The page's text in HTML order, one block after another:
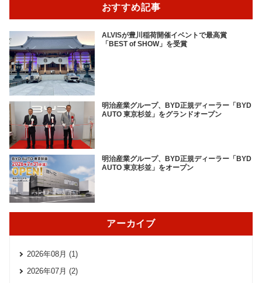
おすすめ記事
ALVISが豊川稲荷開催イベントで最高賞
「BEST of SHOW」を受賞
明治産業グループ、BYD正規ディーラー「BYD
AUTO 東京杉並」をグランドオープン
明治産業グループ、BYD正規ディーラー「BYD
AUTO 東京杉並」をオープン
アーカイブ
2026年08月 (1)
2026年07月 (2)